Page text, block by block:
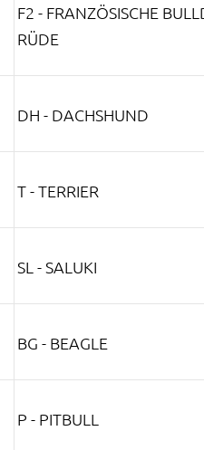
F2 - FRANZÖSISCHE
ÜDE
DH - DACHSHUND
T - TERRIER
SL - SALUKI
BG - BEAGLE
P - PITBULL